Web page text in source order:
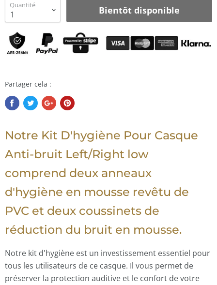
Quantité Bientôt disponible
Partager cela :
Notre Kit D'hygiène Pour Casque
Anti-bruit Left/Right low
comprend deux anneaux
d'hygiène en mousse revêtu de
PVC et deux coussinets de
réduction du bruit en mousse.
Notre kit d'hygiène est un investissement essentiel pour
tous les utilisateurs de ce casque. Il vous permet de
préserver la protection auditive et le confort de votre